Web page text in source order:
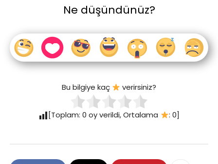
Ne düşündünüz?
Bu bilgiye kaç verirsiniz?
[Toplam:0 oy verildi, Ortalama : 0]